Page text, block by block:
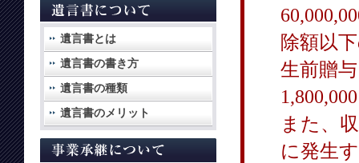
除額以
生前贈
また、
に発生
遺言書とは
遺言書の書き方
遺言書の種類
遺言書のメリット